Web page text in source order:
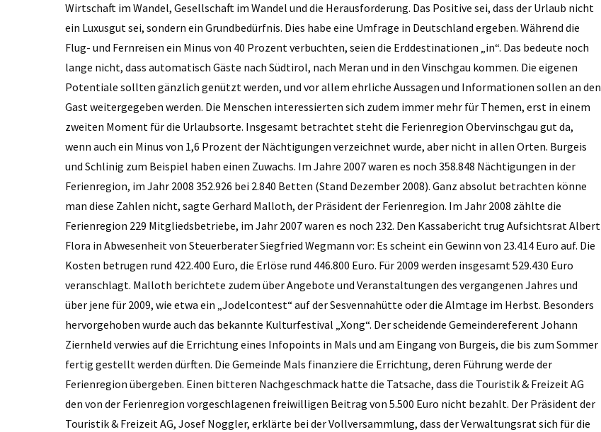
Wirtschaft im Wandel, Gesellschaft im Wandel und die Herausforderung. Das Positive sei, dass der Urlaub nicht
ein Luxusgut sei, sondern ein Grundbedürfnis. Dies habe eine Umfrage in Deutschland ergeben. Während die
Flug- und Fernreisen ein Minus von 40 Prozent verbuchten, seien die Erddestinationen „in“. Das bedeute noch
lange nicht, dass automatisch Gäste nach Südtirol, nach Meran und in den Vinschgau kommen. Die eigenen
Potentiale sollten gänzlich genützt werden, und vor allem ehrliche Aussagen und Informationen sollen an den
Gast weitergegeben werden. Die Menschen interessierten sich zudem immer mehr für Themen, erst in einem
zweiten Moment für die Urlaubsorte. Insgesamt betrachtet steht die Ferienregion Obervinschgau gut da,
wenn auch ein Minus von 1,6 Prozent der Nächtigungen verzeichnet wurde, aber nicht in allen Orten. Burgeis
und Schlinig zum Beispiel haben einen Zuwachs. Im Jahre 2007 waren es noch 358.848 Nächtigungen in der
Ferienregion, im Jahr 2008 352.926 bei 2.840 Betten (Stand Dezember 2008). Ganz absolut betrachten könne
man diese Zahlen nicht, sagte Gerhard Malloth, der Präsident der Ferienregion. Im Jahr 2008 zählte die
Ferienregion 229 Mitgliedsbetriebe, im Jahr 2007 waren es noch 232. Den Kassabericht trug Aufsichtsrat Albert
Flora in Abwesenheit von Steuerberater Siegfried Wegmann vor: Es scheint ein Gewinn von 23.414 Euro auf. Die
Kosten betrugen rund 422.400 Euro, die Erlöse rund 446.800 Euro. Für 2009 werden insgesamt 529.430 Euro
veranschlagt. Malloth berichtete zudem über Angebote und Veranstaltungen des vergangenen Jahres und
über jene für 2009, wie etwa ein „Jodelcontest“ auf der Sesvennahütte oder die Almtage im Herbst. Besonders
hervorgehoben wurde auch das bekannte Kulturfestival „Xong“. Der scheidende Gemeindereferent Johann
Ziernheld verwies auf die Errichtung eines Infopoints in Mals und am Eingang von Burgeis, die bis zum Sommer
fertig gestellt werden dürften. Die Gemeinde Mals finanziere die Errichtung, deren Führung werde der
Ferienregion übergeben. Einen bitteren Nachgeschmack hatte die Tatsache, dass die Touristik & Freizeit AG
den von der Ferienregion vorgeschlagenen freiwilligen Beitrag von 5.500 Euro nicht bezahlt. Der Präsident der
Touristik & Freizeit AG, Josef Noggler, erklärte bei der Vollversammlung, dass der Verwaltungsrat sich für die